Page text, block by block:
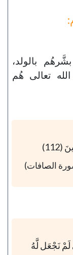
بالولد،
تعالى هُم
الصافات)
لَمْ نَجْعَل لَّهُ